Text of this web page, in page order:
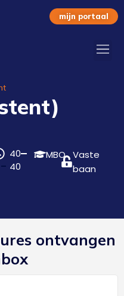
mijn portaal
40
40
MBO Vaste
baan
ontvangen